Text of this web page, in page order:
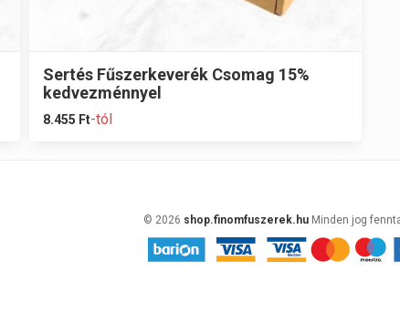
Sertés Fűszerkeverék Csomag 15%
kedvezménnyel
8.455 Ft-tól
© 2026 shop.finomfuszerek.hu Minden jog